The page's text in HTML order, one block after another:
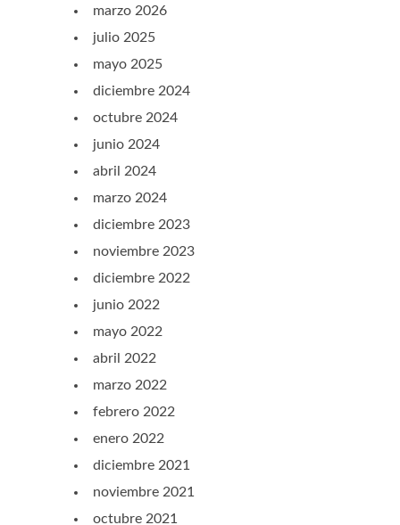
marzo 2026
julio 2025
mayo 2025
diciembre 2024
octubre 2024
junio 2024
abril 2024
marzo 2024
diciembre 2023
noviembre 2023
diciembre 2022
junio 2022
mayo 2022
abril 2022
marzo 2022
febrero 2022
enero 2022
diciembre 2021
noviembre 2021
octubre 2021